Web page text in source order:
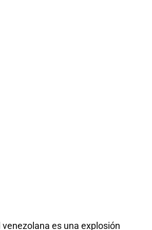
venezolana es una explosión